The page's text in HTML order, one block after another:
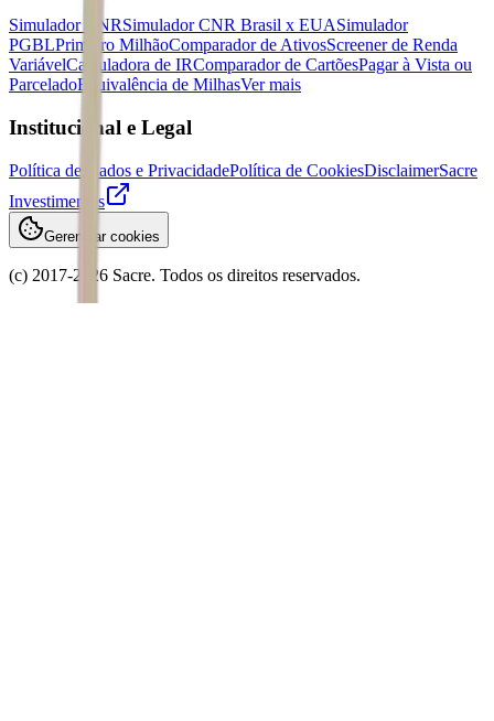
Simulador CNRSimulador CNR Brasil x EUASimulador
PGBLPrimeiro MilhãoComparador de AtivosScreener de Renda
VariávelCalculadora de IRComparador de CartõesPagar à Vista ou
ParceladoEquivalência de MilhasVer mais
Institucional e Legal
Política de Dados e PrivacidadePolítica de CookiesDisclaimerSacre
Investimentos
Gerenciar cookies
(c) 2017-2026 Sacre. Todos os direitos reservados.